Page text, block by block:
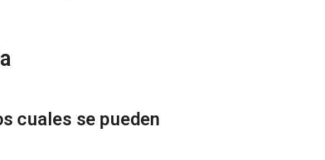
cuales se pueden